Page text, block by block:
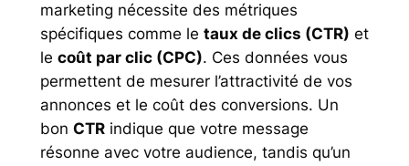
marketing nécessite des métriques
spécifiques comme le taux de clics (CTR) et
le coût par clic (CPC). Ces données vous
permettent de mesurer l’attractivité de vos
annonces et le coût des conversions. Un
bon CTRindique que votre message
résonne avec votre audience, tandis qu’un